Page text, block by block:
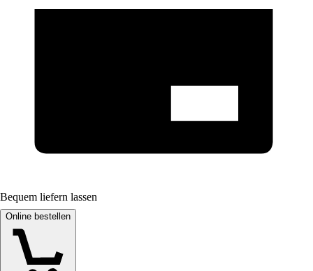
Bequem liefern lassen
Online bestellen